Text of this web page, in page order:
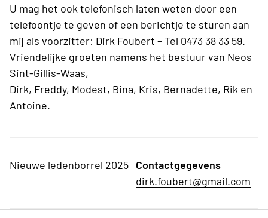
U mag het ook telefonisch laten weten door een
telefoontje te geven of een berichtje te sturen aan
mij als voorzitter: Dirk Foubert – Tel 0473 38 33 59.
Vriendelijke groeten namens het bestuur van Neos
Sint-Gillis-Waas,
Dirk, Freddy, Modest, Bina, Kris, Bernadette, Rik en
Antoine.
Nieuwe ledenborrel 2025 Contactgegevens
dirk.foubert@gmail.com